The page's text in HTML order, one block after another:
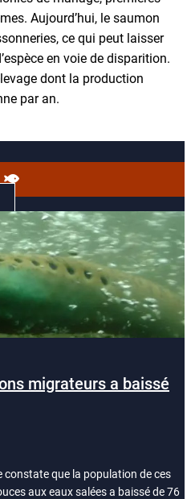
Aujourd’hui, le saumon
ce qui peut laisser
en voie de disparition.
dont la production
par an.
migrateurs a baissé
constate que la population de ces
aux eaux salées a baissé de 76